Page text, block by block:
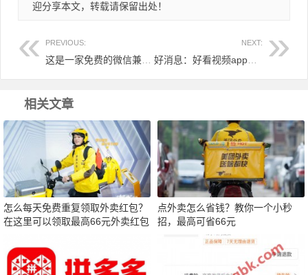
迎分享本文，转载请保留出处！
PREVIOUS: NEXT:
好消息：好看视频app1元5元10元提现又回来了，支付秒到账！
相关文章
怎么每天免费重复领取外卖红包？
在这里可以领取最高66元外卖红包
点外卖怎么省钱？教你一个小秒
招，最高可省66元